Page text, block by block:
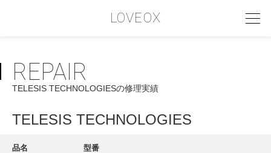
LOVEOX
PHILOSOPHY
フィロソフィー
COMPANY PROFILE
REPAIR
TELESIS TECHNOLOGIESの修理実績
TELESIS TECHNOLOGIES
品名 型番